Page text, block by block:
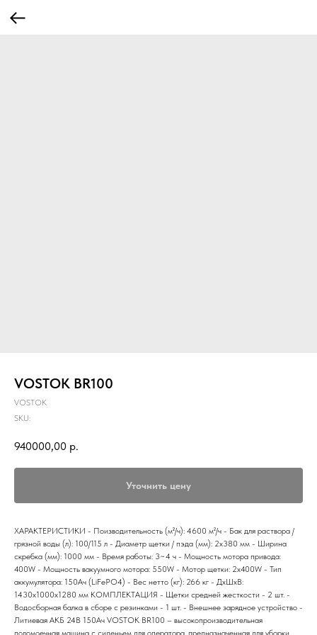
VOSTOK BR100
VOSTOK
SKU:
940000,00 р.
Уточнить цену
ХАРАКТЕРИСТИКИ - Поизводительность (м²/ч): 4600 м²/ч - Бак для раствора /
грязной воды (л): 100/115 л - Диаметр щетки / пэда (мм): 2х380 мм - Ширина
скребка (мм): 1000 мм - Время работы: 3~4 ч - Мощность мотора привода:
400W - Мощность вакуумного мотора: 550W - Мотор щетки: 2х400W - Тип
аккумулятора: 150Ач (LiFePO4) - Вес нетто (кг): 266 кг - ДxШxВ:
1430x1000x1280 мм КОМПЛЕКТАЦИЯ - Щетки средней жесткости - 2 шт. -
Водосборная балка в сборе с резинками - 1 шт. - Внешнее зарядное устройство -
Литиевая АКБ 24В 150Ач VOSTOK BR100 – высокопроизводительная
поломоечная машина с сиденьем для оператора, предназначенная для уборки